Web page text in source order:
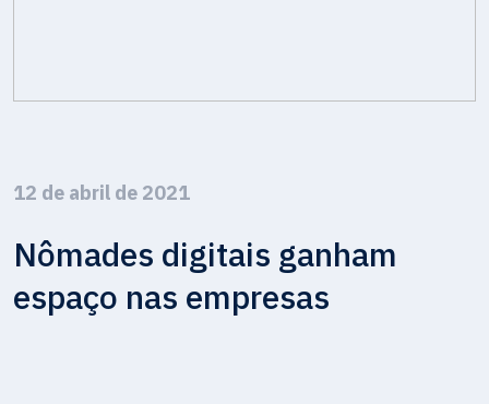
12 de abril de 2021
Nômades digitais ganham
espaço nas empresas